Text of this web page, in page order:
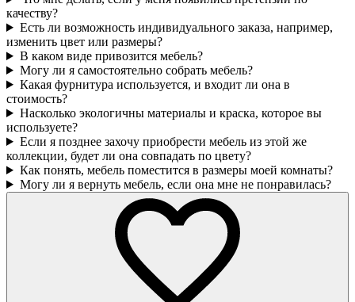
качеству?
Есть ли возможность индивидуального заказа, например,
изменить цвет или размеры?
В каком виде привозится мебель?
Могу ли я самостоятельно собрать мебель?
Какая фурнитура используется, и входит ли она в
стоимость?
Насколько экологичны материалы и краска, которое вы
используете?
Если я позднее захочу приобрести мебель из этой же
коллекции, будет ли она совпадать по цвету?
Как понять, мебель поместится в размеры моей комнаты?
Могу ли я вернуть мебель, если она мне не понравилась?